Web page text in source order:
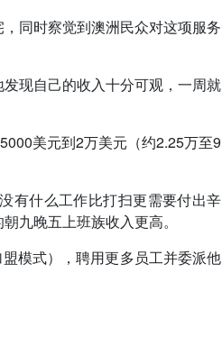
同时察觉到澳洲民众对这项服务
现自己的收入十分可观，一周就
美元到2万美元（约2.25万至9
有什么工作比打扫更需要付出辛
九晚五上班族收入更高。
模式），聘用更多员工并委派他